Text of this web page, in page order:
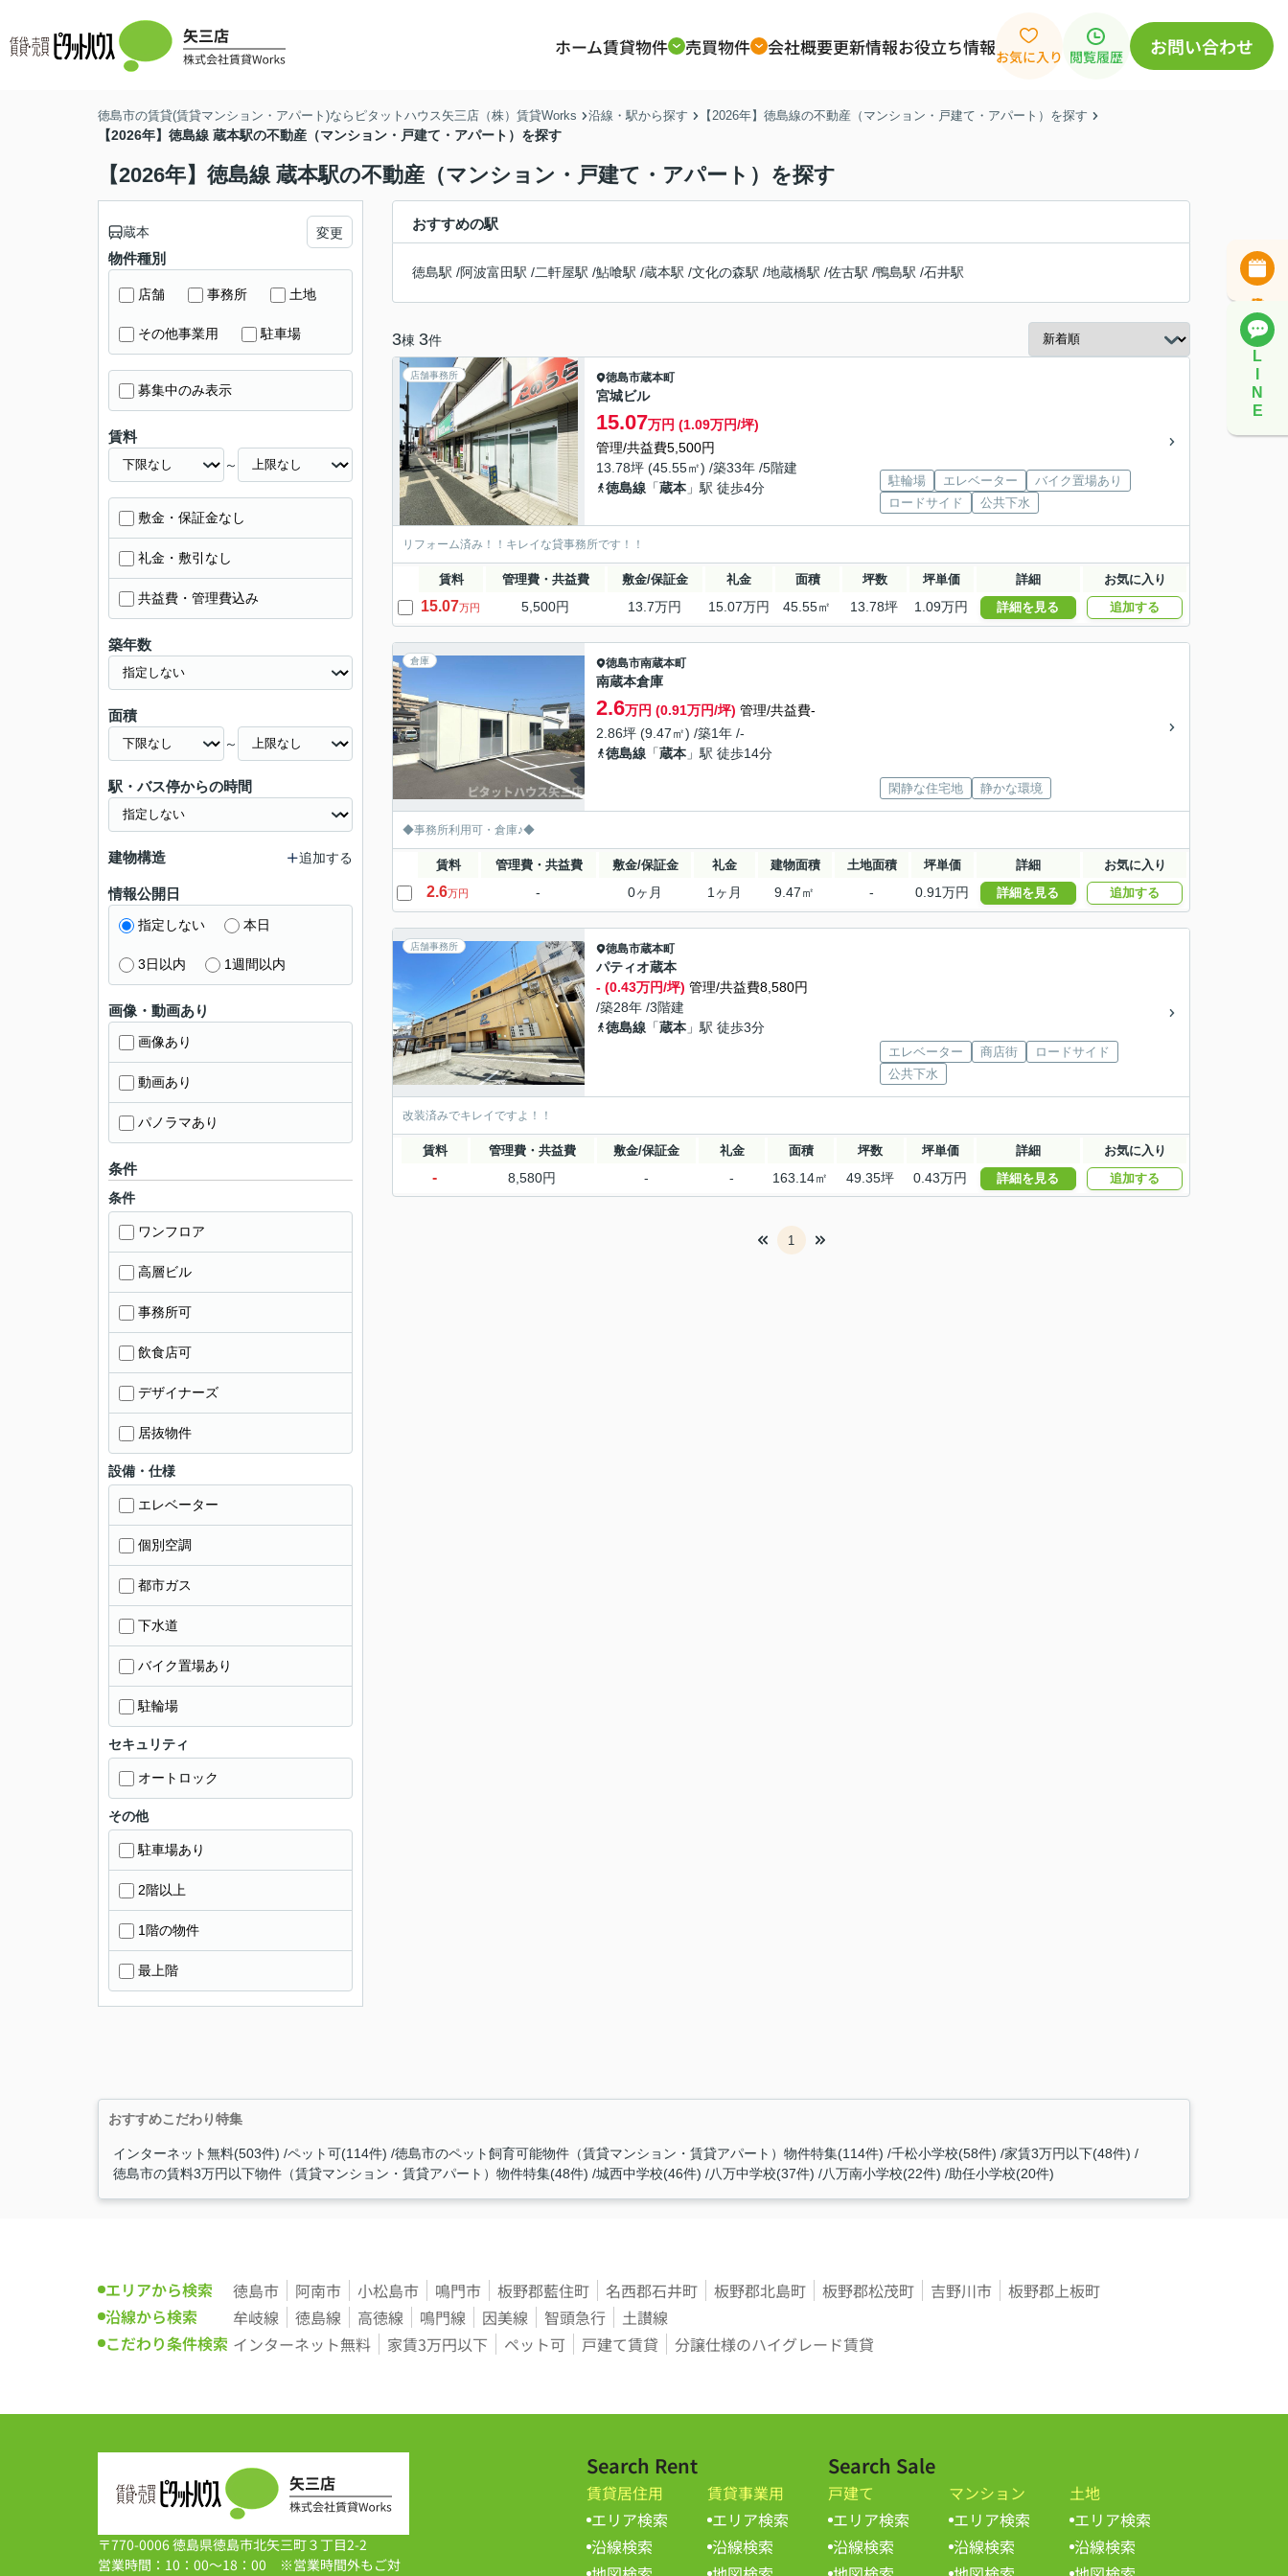
ホーム賃貸物件 売買物件 会社概要更新情報お役立ち情報お気に入り 閲覧履歴 お問い合わせ
L
N
E
徳島市の賃貸(賃貸マンション・アパート)ならピタットハウス矢三店（株）賃貸Works 沿線・駅から探す 【2026年】徳島線の不動産（マンション・戸建て・アパート）を探す
【2026年】徳島線 蔵本駅の不動産（マンション・戸建て・アパート）を探す
【2026年】徳島線 蔵本駅の不動産（マンション・戸建て・アパート）を探す
おすすめの駅
徳島駅 /阿波富田駅 /二軒屋駅 /鮎喰駅 /蔵本駅 /文化の森駅 /地蔵橋駅 /佐古駅 /鴨島駅 /石井駅
3棟 3件
店舗事務所 徳島市蔵本町
宮城ビル
15.07万円 (1.09万円/坪)
管理/共益費5,500円
13.78坪 (45.55㎡) /築33年 /5階建
徳島線 「蔵本 」駅 徒歩4分 駐輪場 エレベーター
バイク置場あり
ロードサイド
公共下水
リフォーム済み！！キレイな貸事務所です！！
賃料 管理費・共益費 敷金/保証金 礼金 面積 坪数 坪単価 詳細 お気に入り
15.07万円 5,500円 13.7万円 15.07万円 45.55㎡ 13.78坪 1.09万円 詳細を見る 追加する
倉庫 徳島市南蔵本町
南蔵本倉庫
2.6万円 (0.91万円/坪) 管理/共益費-
2.86坪 (9.47㎡) /築1年 /-
徳島線 「蔵本 」駅 徒歩14分
閑静な住宅地 静かな環境
◆事務所利用可・倉庫♪◆
賃料 管理費・共益費 敷金/保証金 礼金 建物面積 土地面積 坪単価 詳細 お気に入り
2.6万円 - 0ヶ月 1ヶ月 9.47㎡ - 0.91万円 詳細を見る 追加する
店舗事務所 徳島市蔵本町
パティオ蔵本
- (0.43万円/坪) 管理/共益費8,580円
/築28年 /3階建
徳島線 「蔵本 」駅 徒歩3分
エレベーター 商店街
ロードサイド
公共下水
改装済みでキレイですよ！！
賃料 管理費・共益費 敷金/保証金 礼金 面積 坪数 坪単価 詳細 お気に入り
- 8,580円 - - 163.14㎡ 49.35坪 0.43万円 詳細を見る 追加する
1
蔵本 変更
物件種別
店舗 事務所 土地
その他事業用 駐車場
募集中のみ表示
賃料
～
敷金・保証金なし
礼金・敷引なし
共益費・管理費込み
築年数
面積
～
駅・バス停からの時間
建物構造 追加する
情報公開日
指定しない 本日
3日以内 1週間以内
画像・動画あり
画像あり
動画あり
パノラマあり
条件
条件
ワンフロア
高層ビル
事務所可
飲食店可
デザイナーズ
居抜物件
設備・仕様
エレベーター
個別空調
都市ガス
下水道
バイク置場あり
駐輪場
セキュリティ
オートロック
その他
駐車場あり
2階以上
1階の物件
最上階
おすすめこだわり特集
インターネット無料(503件) ペット可(114件) 徳島市のペット飼育可能物件（賃貸マンション・賃貸アパート）物件特集(114件) 千松小学校(58件) 家賃3万円以下(48件)
徳島市の賃料3万円以下物件（賃貸マンション・賃貸アパート）物件特集(48件) 城西中学校(46件) 八万中学校(37件) 八万南小学校(22件) 助任小学校(20件)
エリアから検索 徳島市 阿南市 小松島市 鳴門市 板野郡藍住町 名西郡石井町 板野郡北島町 板野郡松茂町 吉野川市
板野郡上板町
沿線から検索
牟岐線 徳島線 高徳線 鳴門線 因美線 智頭急行
土讃線
こだわり条件検索 インターネット無料 家賃3万円以下 ペット可 戸建て賃貸 分譲仕様のハイグレード賃貸
〒770-0006 徳島県徳島市北矢三町３丁目2-2
営業時間：10：00～18：00 ※営業時間外もご対
Search Rent
賃貸居住用
エリア検索
沿線検索
賃貸事業用
エリア検索
沿線検索
Search Sale
戸建て
エリア検索
沿線検索
マンション
エリア検索
沿線検索
土地
エリア検索
沿線検索